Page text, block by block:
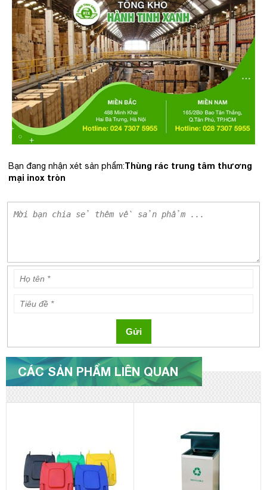
Bạn đang nhận xét sản phẩm:Thùng rác trung tâm thương
mại inox tròn
Gửi
CÁC SẢN PHẨM LIÊN QUAN